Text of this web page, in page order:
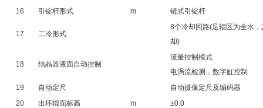
16
引锭杆形式 m 链式引锭杆
17 二冷形式
8个冷却回路(足辊区为全水
却)
18 结晶器液面自动控制
流量控制模式
电涡流检测，数字缸控制
19
自动定尺
自动摄像定尺及编码器
20
出坯辊面标高 m
±0.0